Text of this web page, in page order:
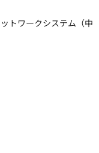
トワークシステム（中